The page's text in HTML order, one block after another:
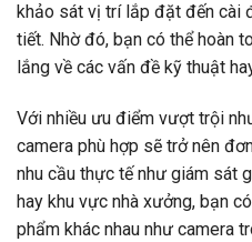
khảo sát vị trí lắp đặt đến cài
tiết. Nhờ đó, bạn có thể hoàn
lắng về các vấn đề kỹ thuật
Với nhiều ưu điểm vượt trội
camera phù hợp sẽ trở nên
nhu cầu thực tế như giám sát
hay khu vực nhà xưởng, bạn
phẩm khác nhau như camera